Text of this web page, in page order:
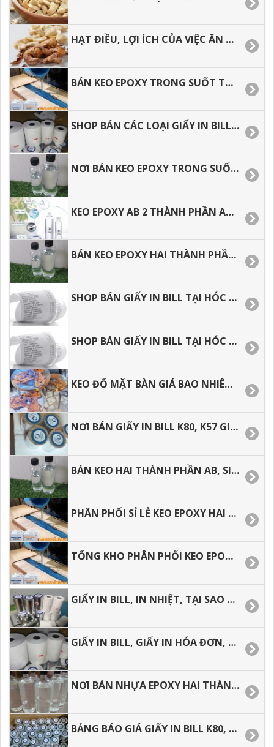
HẠT ĐIỀU, LỢI ÍCH CỦA VIỆC ĂN HẠT ĐIỀU ĐỐI VỚI SỨC KHỎE
BÁN KEO EPOXY TRONG SUỐT TẠI TP.HCM, GIAO HÀNG TOÀN QUỐC.
SHOP BÁN CÁC LOẠI GIẤY IN BILL, GIẤY IN NHIỆT GIÁ RẺ.
NƠI BÁN KEO EPOXY TRONG SUỐT HAI THÀNH PHẦN GIÁ RẺ.
KEO EPOXY AB 2 THÀNH PHẦN AB, EPOXY RESIN ĐỔ MẶT BÀN GIÁ RẺ.
BÁN KEO EPOXY HAI THÀNH PHẦN SỐ LƯỢNG 1 KÝ, 3, KÝ, 5 KÝ, 10 KÝ VÀ SỐ LƯỢNG LỚN.
SHOP BÁN GIẤY IN BILL TẠI HÓC MÔN, BÌNH TÂN, TÂN BÌNH, TÂN PHÚ.
SHOP BÁN GIẤY IN BILL TẠI HÓC MÔN, BÌNH TÂN, TÂN BÌNH, TÂN PHÚ.
KEO ĐỔ MẶT BÀN GIÁ BAO NHIÊU, ĐỊA CHỈ BÁN KEO GIÁ RẺ TẠI Q8, Q.7. Q.5.
NƠI BÁN GIẤY IN BILL K80, K57 GIÁ RẺ TẠI TP.HCM.
BÁN KEO HAI THÀNH PHẦN AB, SIÊU TRONG SIÊU CỨNG GIÁ RẺ.
PHÂN PHỐI SỈ LẺ KEO EPOXY HAI THÀNH PHẦN TẠI HÓC MÔN, BÌNH TÂN, BÌNH CHÁNH.
TỔNG KHO PHÂN PHỐI KEO EPOXY GIÁ RẺ, GIAO HÀNG NHANH, SHIP COD, CHÀNH XE.
GIẤY IN BILL, IN NHIỆT, TẠI SAO SỬ DỤNG GIẤY IN BILL CHO VIỆC KINH DOANH.
GIẤY IN BILL, GIẤY IN HÓA ĐƠN, ĐỊA CHỈ MUA HÀNG GIÁ RẺ TẠI TP.HCM.
NƠI BÁN NHỰA EPOXY HAI THÀNH PHẦN AB GIÁ RẺ, GIAO HÀNG NHANH.
BẢNG BÁO GIÁ GIẤY IN BILL K80, GIẤY IN NHIỆT GIÁ RẺ